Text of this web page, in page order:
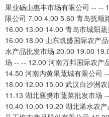
果业砀山惠丰市场有限公司 -- --
限公司 7.00 4.00 5.60 青岛抚顺
16.00 13.00 14.00 青岛市城阳
16.00 18.00 山东凯盛国际农产
水产品批发市场 20.00 19.00
场 -- -- 12.00 河南万邦国际农产
14.50 河南内黄果蔬城有限公司
18.00 12.00 15.00 武汉白沙洲
11.13 湖北襄樊市蔬菜批发市场
10.40 10.00 10.20 湖北浠水农